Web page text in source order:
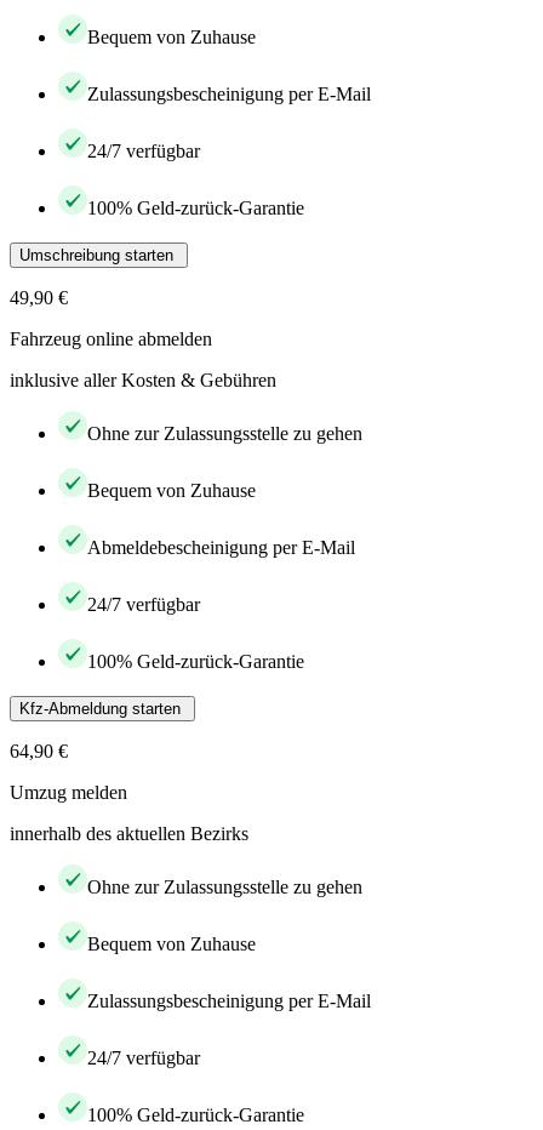
Bequem von Zuhause
Zulassungsbescheinigung per E-Mail
24/7 verfügbar
100% Geld-zurück-Garantie
Umschreibung starten
49,90 €
Fahrzeug online abmelden
inklusive aller Kosten & Gebühren
Ohne zur Zulassungsstelle zu gehen
Bequem von Zuhause
Abmeldebescheinigung per E-Mail
24/7 verfügbar
100% Geld-zurück-Garantie
Kfz-Abmeldung starten
64,90 €
Umzug melden
innerhalb des aktuellen Bezirks
Ohne zur Zulassungsstelle zu gehen
Bequem von Zuhause
Zulassungsbescheinigung per E-Mail
24/7 verfügbar
100% Geld-zurück-Garantie